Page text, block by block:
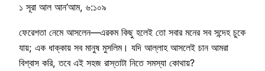
১ সূরা আল আন’আম, ৬:১০৯
ফেরেশতা নেমে আসলেন—এরকম কিছু হলেই তো সবার মনের সব সন্দেহ চুকে
যায়; এক ধাক্কায় সব মানুষ মুসলিম। যদি আল্লাহ আসলেই চান আমরা
বিশ্বাস করি, তবে এই সহজ রাস্তাটা নিতে সমস্যা কোথায়?